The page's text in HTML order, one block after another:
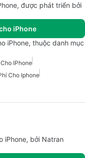
được phát triển bởi
iPhone
iPhone, thuộc danh mục
IPhone
Cho Iphone
iPhone, bởi Natran